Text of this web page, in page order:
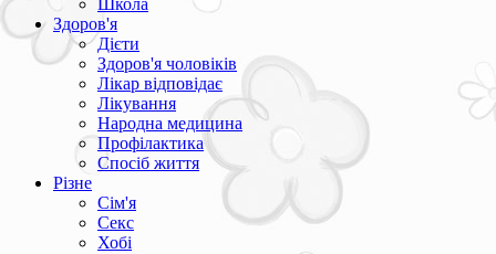
Школа
Здоров'я
Дієти
Здоров'я чоловіків
Лікар відповідає
Лікування
Народна медицина
Профілактика
Спосіб життя
Різне
Сім'я
Секс
Хобі